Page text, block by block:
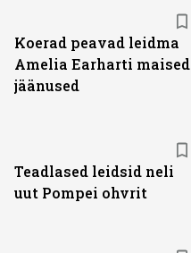
Koerad peavad leidma
Amelia Earharti maised
jäänused
Teadlased leidsid neli
uut Pompei ohvrit